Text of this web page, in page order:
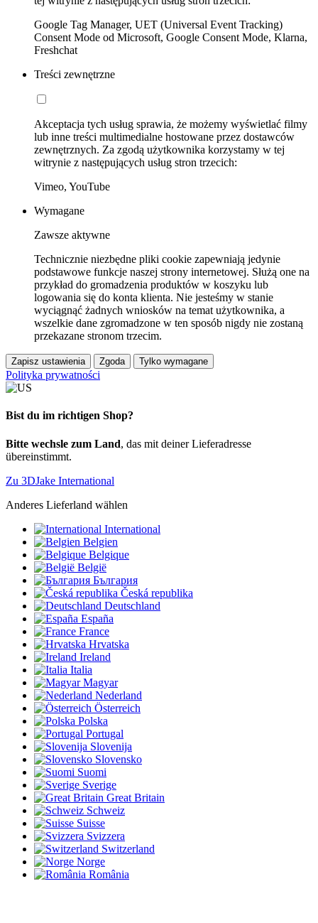
Google Tag Manager, UET (Universal Event Tracking)
Consent Mode od Microsoft, Google Consent Mode, Klarna,
Freshchat
Treści zewnętrzne
Akceptacja tych usług sprawia, że możemy wyświetlać filmy
lub inne treści multimedialne hostowane przez dostawców
zewnętrznych. Za zgodą użytkownika korzystamy w tej
witrynie z następujących usług stron trzecich:
Vimeo, YouTube
Wymagane
Zawsze aktywne
Technicznie niezbędne pliki cookie zapewniają jedynie
podstawowe funkcje naszej strony internetowej. Służą one na
przykład do gromadzenia produktów w koszyku lub
logowania się do konta klienta. Nie jesteśmy w stanie
wyciągnąć żadnych wniosków na temat użytkownika, a
wszelkie dane zgromadzone w ten sposób nigdy nie zostaną
przekazane stronom trzecim.
Zapisz ustawienia Zgoda Tylko wymagane
Polityka prywatności
Bist du im richtigen Shop?
Bitte wechsle zum Land, das mit deiner Lieferadresse
übereinstimmt.
Zu 3DJake International
Anderes Lieferland wählen
International
Belgien
Belgique
België
България
Česká republika
Deutschland
España
France
Hrvatska
Ireland
Italia
Magyar
Nederland
Österreich
Polska
Portugal
Slovenija
Slovensko
Suomi
Sverige
Great Britain
Schweiz
Suisse
Svizzera
Switzerland
Norge
România